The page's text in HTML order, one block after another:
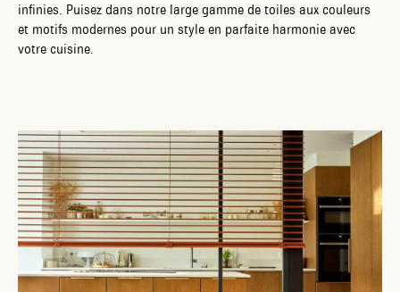
infinies. Puisez dans notre large gamme de toiles aux couleurs
et motifs modernes pour un style en parfaite harmonie avec
votre cuisine.